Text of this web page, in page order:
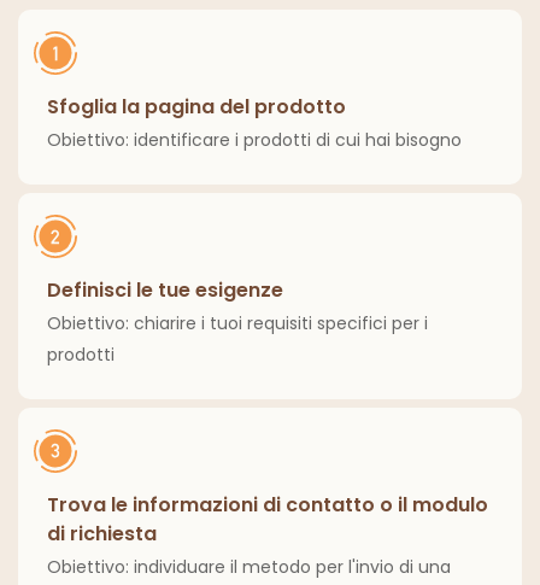
Sfoglia la pagina del prodotto
Obiettivo: identificare i prodotti di cui hai bisogno
Definisci le tue esigenze
Obiettivo: chiarire i tuoi requisiti specifici per i
prodotti
Trova le informazioni di contatto o il modulo
di richiesta
Obiettivo: individuare il metodo per l'invio di una